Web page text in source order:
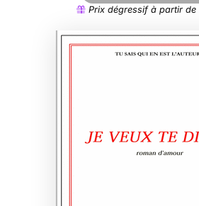
Prix dégressif à partir de